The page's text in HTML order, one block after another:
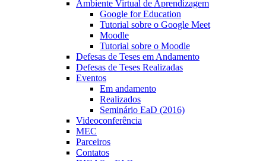
Ambiente Virtual de Aprendizagem
Google for Education
Tutorial sobre o Google Meet
Moodle
Tutorial sobre o Moodle
Defesas de Teses em Andamento
Defesas de Teses Realizadas
Eventos
Em andamento
Realizados
Seminário EaD (2016)
Videoconferência
MEC
Parceiros
Contatos